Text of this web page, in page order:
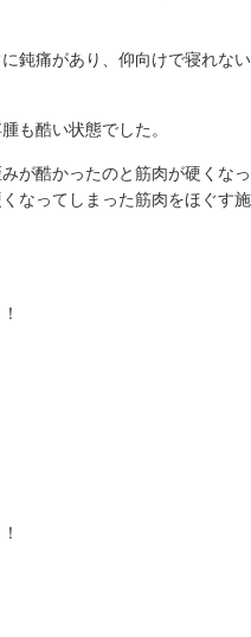
鈍痛があり、仰向けで寝れない
も酷い状態でした。
が酷かったのと筋肉が硬くなっ
なってしまった筋肉をほぐす施